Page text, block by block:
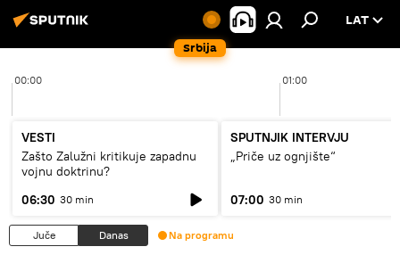
Srbija
LAT
00:00 01:00
VESTI
Zašto Zalužni kritikuje zapadnu
vojnu doktrinu?
06:30 30 min
SPUTNJIK INTERVJU
„Priče uz ognjište“
07:00 30 min
Juče Danas Na programu